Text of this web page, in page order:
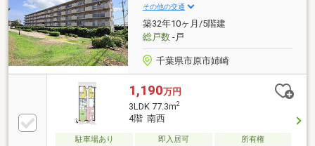
その他の交通
築32年10ヶ月/5階建
総戸数-戸
千葉県市原市姉崎
1,190万円
3LDK 77.3m2
4階 南西
駐車場あり 即入居可
所有権